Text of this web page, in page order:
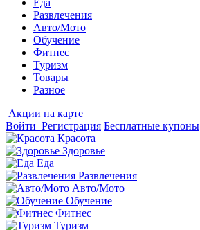
Еда
Развлечения
Авто/Мото
Обучение
Фитнес
Туризм
Товары
Разное
Акции на карте
Войти Регистрация Бесплатные купоны
Красота
Здоровье
Еда
Развлечения
Авто/Мото
Обучение
Фитнес
Туризм